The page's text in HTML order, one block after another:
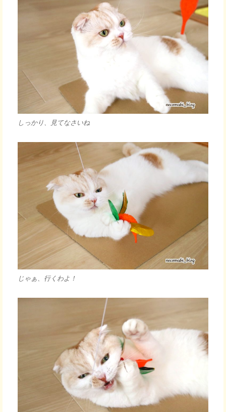
しっかり、見てなさいね
じゃぁ、行くわよ！